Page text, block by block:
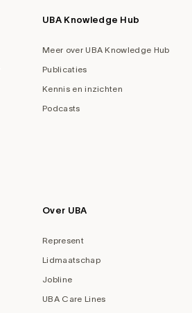
UBA Knowledge Hub
Meer over UBA Knowledge Hub
Publicaties
Kennis en inzichten
Podcasts
Over UBA
Represent
Lidmaatschap
Jobline
UBA Care Lines